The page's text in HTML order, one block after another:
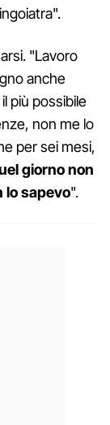
"Lavoro
anche
più possibile
non me lo
per sei mesi,
giorno non
lo sapevo".